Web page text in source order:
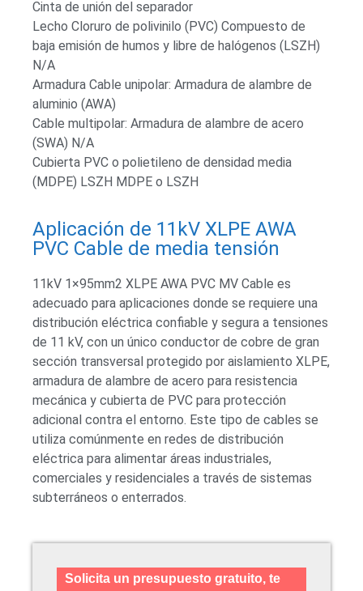
Cinta de unión del separador
Lecho Cloruro de polivinilo (PVC) Compuesto de
baja emisión de humos y libre de halógenos (LSZH)
N/A
Armadura Cable unipolar: Armadura de alambre de
aluminio (AWA)
Cable multipolar: Armadura de alambre de acero
(SWA) N/A
Cubierta PVC o polietileno de densidad media
(MDPE) LSZH MDPE o LSZH
Aplicación de 11kV XLPE AWA
PVC Cable de media tensión
11kV 1×95mm2 XLPE AWA PVC MV Cable es
adecuado para aplicaciones donde se requiere una
distribución eléctrica confiable y segura a tensiones
de 11 kV, con un único conductor de cobre de gran
sección transversal protegido por aislamiento XLPE,
armadura de alambre de acero para resistencia
mecánica y cubierta de PVC para protección
adicional contra el entorno. Este tipo de cables se
utiliza comúnmente en redes de distribución
eléctrica para alimentar áreas industriales,
comerciales y residenciales a través de sistemas
subterráneos o enterrados.
Solicita un presupuesto gratuito, te